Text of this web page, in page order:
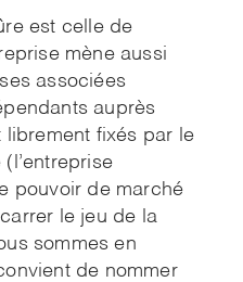
est celle de
mène aussi
associées
auprès
fixés par le
pouvoir de marché
le jeu de la
sommes en
de nommer